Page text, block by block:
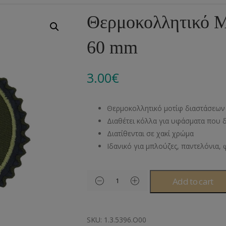
Μεταλλικά Εξαρτήματα Αξεσουάρ
Φυτίλια- Κορδόνια
Διάφορες Τρέσες
Πουκαμίσου
Στρας
Μεταλλικά
Άλλα Υλικά
Θερμοκολλητικό
60 mm
3.00€
Θερμοκολλητικό μοτίφ
Διαθέτει κόλλα για υφάσματα που
Διατίθενται σε χακί χρώμα
Ιδανικό για μπλούζες, παντελόνια,
Add to cart
SKU: 1.3.5396.O00